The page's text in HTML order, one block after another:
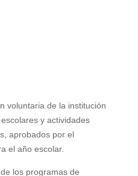
voluntaria de la institución
y actividades
aprobados por el
el año escolar.
los programas de